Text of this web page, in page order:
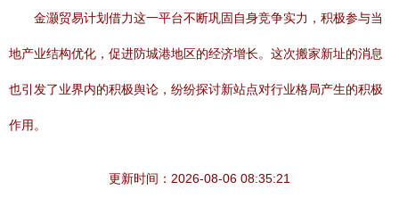
金灏贸易计划借力这一平台不断巩固自身竞争实力，积极参与当
地产业结构优化，促进防城港地区的经济增长。这次搬家新址的消息
也引发了业界内的积极舆论，纷纷探讨新站点对行业格局产生的积极
作用。
更新时间：2026-08-06 08:35:21